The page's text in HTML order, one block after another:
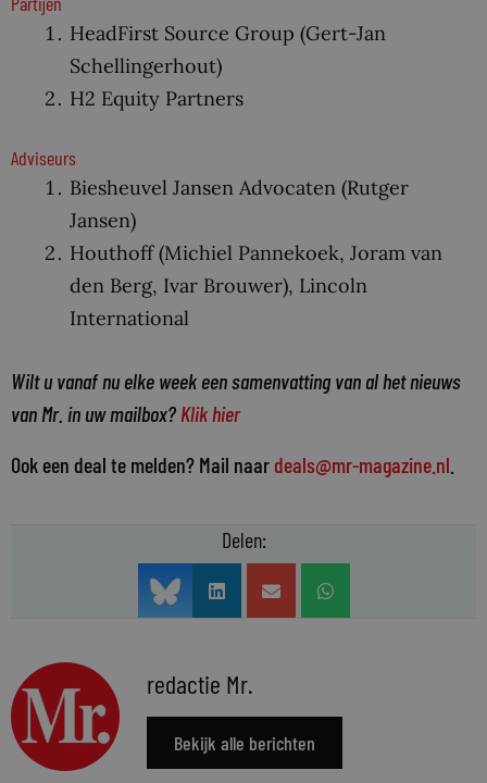
HeadFirst Source Group (Gert-Jan
Schellingerhout)
H2 Equity Partners
Adviseurs
Biesheuvel Jansen Advocaten (Rutger
Jansen)
Houthoff (Michiel Pannekoek, Joram van
den Berg, Ivar Brouwer), Lincoln
International
Wilt u vanaf nu elke week een samenvatting van al het nieuws
van Mr. in uw mailbox? Klik hier
Ook een deal te melden? Mail naar deals@mr-magazine.nl
Delen:
redactie Mr.
Bekijk alle berichten